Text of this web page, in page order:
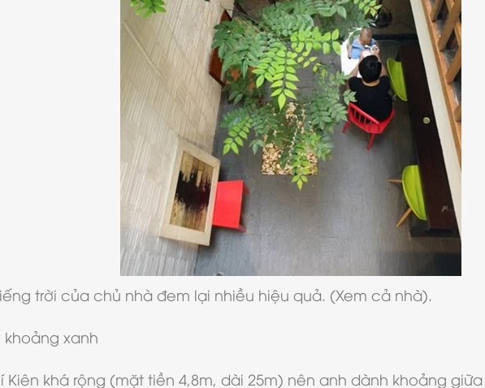
trời của chủ nhà đem lại nhiều hiệu quả. (Xem cả nhà).
xanh
Kiên khá rộng (mặt tiền 4,8m, dài 25m) nên anh dành khoảng